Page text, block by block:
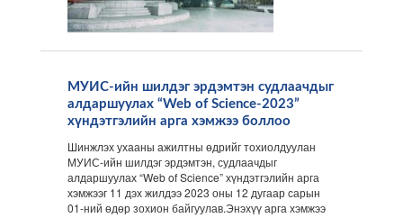
МУИС-ийн шилдэг эрдэмтэн судлаачдыг
алдаршуулах “Web of Science-2023”
хүндэтгэлийн арга хэмжээ боллоо
Шинжлэх ухааны ажилтны өдрийг тохиолдуулан
МУИС-ийн шилдэг эрдэмтэн, судлаачдыг
алдаршуулах “Web of Science” хүндэтгэлийн арга
хэмжээг 11 дэх жилдээ 2023 оны 12 дугаар сарын
01-ний өдөр зохион байгуулав.Энэхүү арга хэмжээ